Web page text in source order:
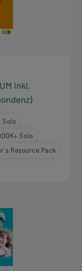
inkl.
Solo
Solo
Resource Pack